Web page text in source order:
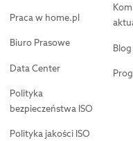
Praca w home.pl
Biuro Prasowe
Data Center
Polityka
bezpieczeństwa ISO
Polityka jakości ISO
Blog